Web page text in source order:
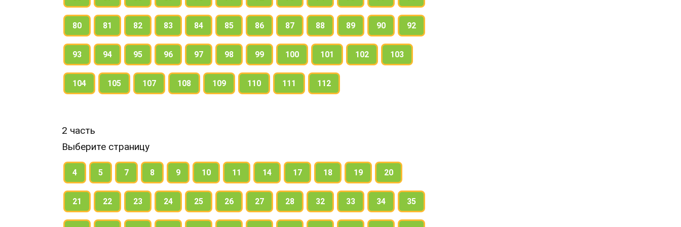
80 81 82 83 84 85 86 87 88 89 90 92
93 94 95 96 97 98 99 100 101 102 103
104 105 107 108 109 110 111 112
2 часть
Выберите страницу
4 5 7 8 9 10 11 14 17 18 19 20
21 22 23 24 25 26 27 28 32 33 34 35